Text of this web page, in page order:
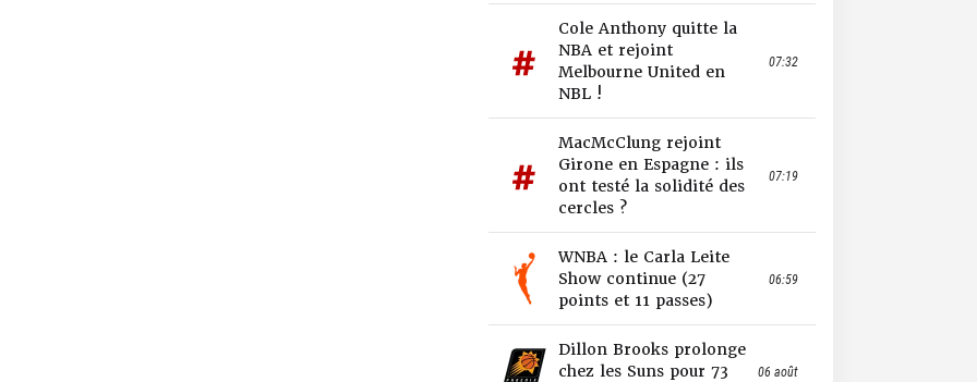
Cole Anthony quitte la
NBA et rejoint
Melbourne United en
NBL !
07:32
MacMcClung rejoint
Girone en Espagne : ils
ont testé la solidité des
cercles ?
07:19
WNBA : le Carla Leite
Show continue (27
points et 11 passes)
06:59
Dillon Brooks prolonge
chez les Suns pour 73
06 août